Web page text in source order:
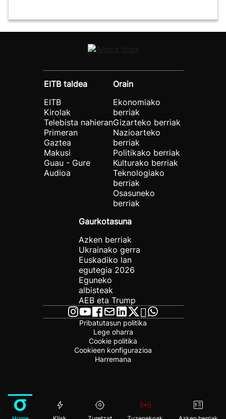
EITB taldea
EITB
Kirolak
Telebista nahieran
Primeran
Gaztea
Makusi
Guau - Gure
Audioa
Orain
Ekonomiako
berriak
Gizarteko berriak
Nazioarteko
berriak
Politikako berriak
Kulturako berriak
Teknologiako
berriak
Osasuneko
berriak
Gaurkotasuna
Azken berriak
Ukrainako gerra
Euskadiko lan
egutegia 2026
Eguneko
albisteak
AEB eta Trump
Pribatutasun politika
Lege oharra
Cookie politika
Cookieen konfigurazioa
Harremana